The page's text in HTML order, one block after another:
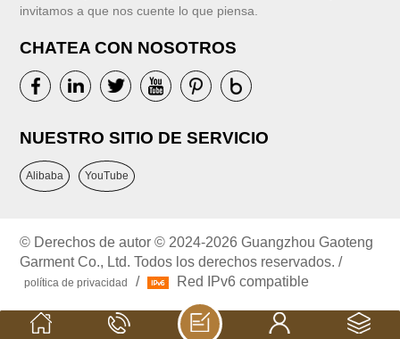
invitamos a que nos cuente lo que piensa.
CHATEA CON NOSOTROS
NUESTRO SITIO DE SERVICIO
Alibaba YouTube
© Derechos de autor © 2024-2026 Guangzhou Gaoteng
Garment Co., Ltd. Todos los derechos reservados. /
política de privacidad / Red IPv6 compatible